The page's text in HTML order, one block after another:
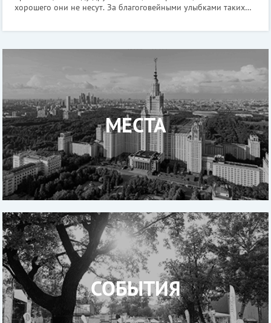
хорошего они не несут. За благоговейными улыбками таких
садисты и хладнокровные у
МЕСТА
СОБЫТИЯ